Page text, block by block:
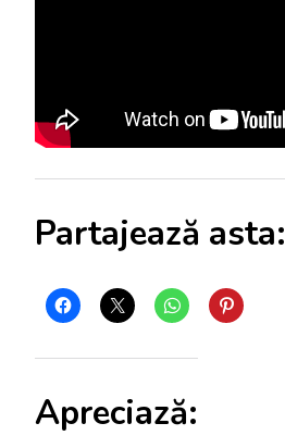
Partajează asta:
Apreciază: